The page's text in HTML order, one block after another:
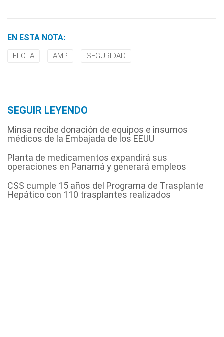
EN ESTA NOTA:
FLOTA AMP SEGURIDAD
SEGUIR LEYENDO
Minsa recibe donación de equipos e insumos
médicos de la Embajada de los EEUU
Planta de medicamentos expandirá sus
operaciones en Panamá y generará empleos
CSS cumple 15 años del Programa de Trasplante
Hepático con 110 trasplantes realizados